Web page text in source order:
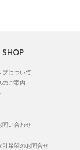
SHOP
プについて
のご案内
問い合わせ
引希望のお問合せ